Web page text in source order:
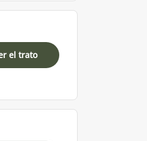
el trato